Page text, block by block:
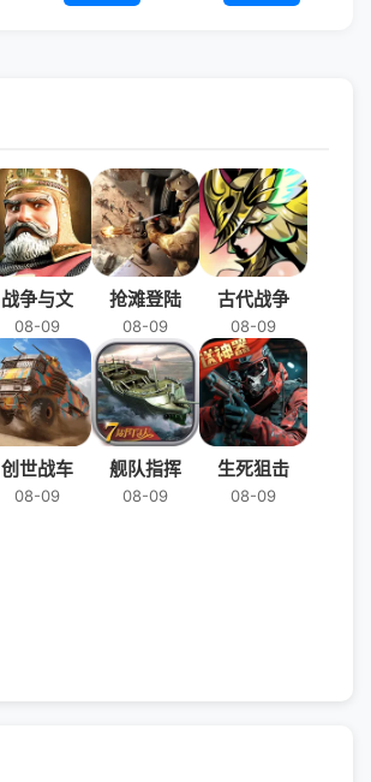
战争与文
08-09
抢滩登陆
08-09
古代战争
08-09
创世战车
08-09
舰队指挥
08-09
生死狙击
08-09